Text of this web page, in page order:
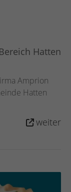
Hatten
Amprion
Hatten
weiter